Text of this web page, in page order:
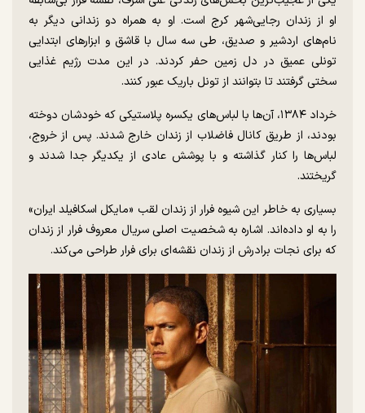
او از زندان رجایی‌شهر کرج است. او به همراه دو زندانی دیگر به
نام‌های اردشیر و صدیق، طی سه سال با قاشق و ابزارهای ابتدایی
تونلی عمیق در دل زمین حفر کردند. در این مدت رژیم غذایی
سختی گرفتند تا بتوانند از تونل باریک عبور کنند.
خرداد ۱۳۸۴، آن‌ها با لباس‌های یکسره پلاستیکی که خودشان دوخته
بودند، از طریق کانال فاضلاب از زندان خارج شدند. پس از خروج،
لباس‌ها را کنار گذاشته و با پوشش عادی از یکدیگر جدا شدند و
گریختند.
بسیاری به خاطر این شیوه فرار از زندان لقب «مایکل اسکافیلد ایران»
را به او داده‌اند. اشاره به شخصیت اصلی سریال معروف فرار از زندان
که برای نجات برادرش از زندان نقشه‌ای برای فرار طراحی می‌کند.